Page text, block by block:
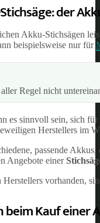
der
Akku-Stichsägen
beispielsweise nur für
Regel nicht
es sinnvoll sein, sich
Herstellers im
passende
Angebote einer
vorhanden,
Kauf einer